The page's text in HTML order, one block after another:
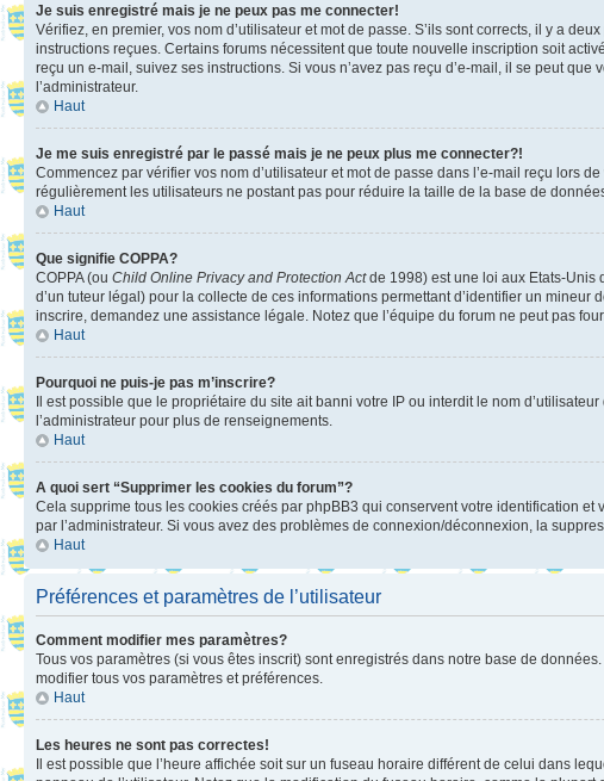
Je suis enregistré mais je ne peux pas me connecter!
Vérifiez, en premier, vos nom d’utilisateur et mot de passe. S’ils sont corrects, il y a
instructions reçues. Certains forums nécessitent que toute nouvelle inscription soit
reçu un e-mail, suivez ses instructions. Si vous n’avez pas reçu d’e-mail, il se peut
l’administrateur.
Haut
Je me suis enregistré par le passé mais je ne peux plus me connecter?!
Commencez par vérifier vos nom d’utilisateur et mot de passe dans l’e-mail reçu lors
régulièrement les utilisateurs ne postant pas pour réduire la taille de la base de
Haut
Que signifie COPPA?
COPPA (ou Child Online Privacy and Protection Actde 1998) est une loi aux Etats-Unis
d’un tuteur légal) pour la collecte de ces informations permettant d’identifier un
inscrire, demandez une assistance légale. Notez que l’équipe du forum ne peut pas
Haut
Pourquoi ne puis-je pas m’inscrire?
Il est possible que le propriétaire du site ait banni votre IP ou interdit le nom
l’administrateur pour plus de renseignements.
Haut
A quoi sert “Supprimer les cookies du forum”?
Cela supprime tous les cookies créés par phpBB3 qui conservent votre identification
par l’administrateur. Si vous avez des problèmes de connexion/déconnexion, la
Haut
Préférences et paramètres de l’utilisateur
Comment modifier mes paramètres?
Tous vos paramètres (si vous êtes inscrit) sont enregistrés dans notre base de
modifier tous vos paramètres et préférences.
Haut
Les heures ne sont pas correctes!
Il est possible que l’heure affichée soit sur un fuseau horaire différent de celui dans